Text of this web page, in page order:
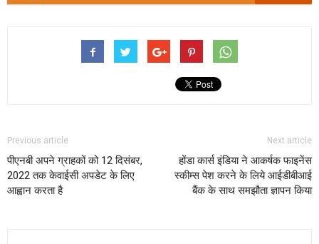
Previous article
पीएनबी अपने ग्राहकों को 12 दिसंबर,
2022 तक केवाईसी अपडेट के लिए
आह्वान करता है
Next article
होंडा कार्स इंडिया ने आकर्षक फाइनेंस
स्‍कीम्‍स पेश करने के लिये आईडीबीआई
बैंक के साथ समझौता ज्ञापन किया